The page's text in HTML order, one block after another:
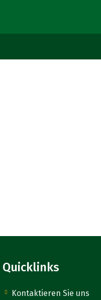
Quicklinks
Kontaktieren Sie uns